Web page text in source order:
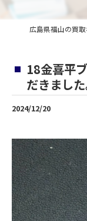
18金喜平
だきました
2024/12/20